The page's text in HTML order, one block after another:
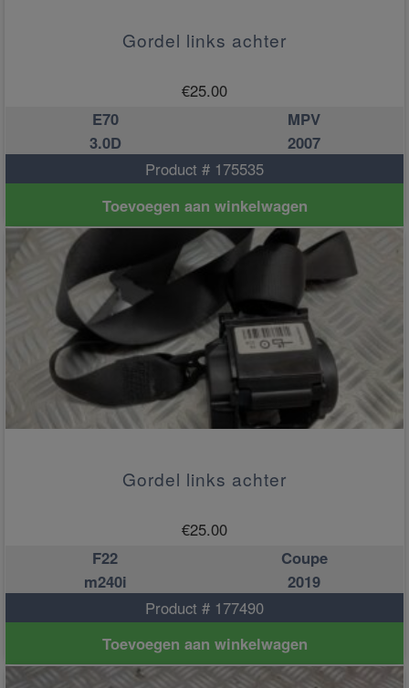
Gordel links achter
€25.00
E70
MPV
3.0D
2007
Product # 175535
Toevoegen aan winkelwagen
Gordel links achter
€25.00
F22
Coupe
m240i
2019
Product # 177490
Toevoegen aan winkelwagen